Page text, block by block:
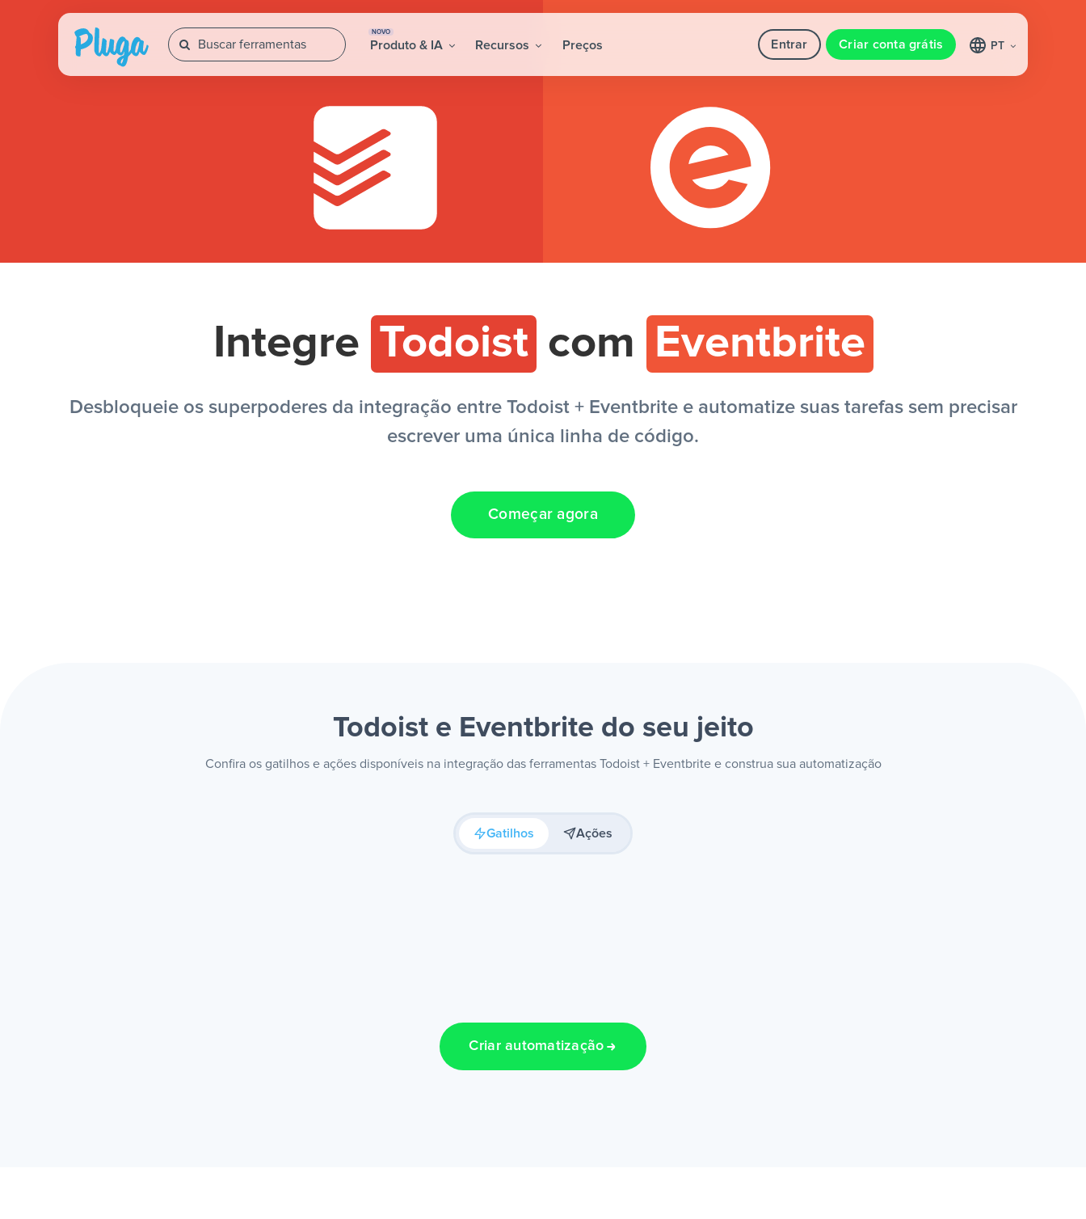
NOVO
Produto & IA Recursos Preços Entrar Criar conta grátis PT
Integre Todoist com Eventbrite
Desbloqueie os superpoderes da integração entre Todoist + Eventbrite e automatize suas tarefas sem precisar
escrever uma única linha de código.
Começar agora
Todoist e Eventbrite do seu jeito
Confira os gatilhos e ações disponíveis na integração das ferramentas Todoist + Eventbrite e construa sua automatização
Gatilhos Ações
Criar automatização